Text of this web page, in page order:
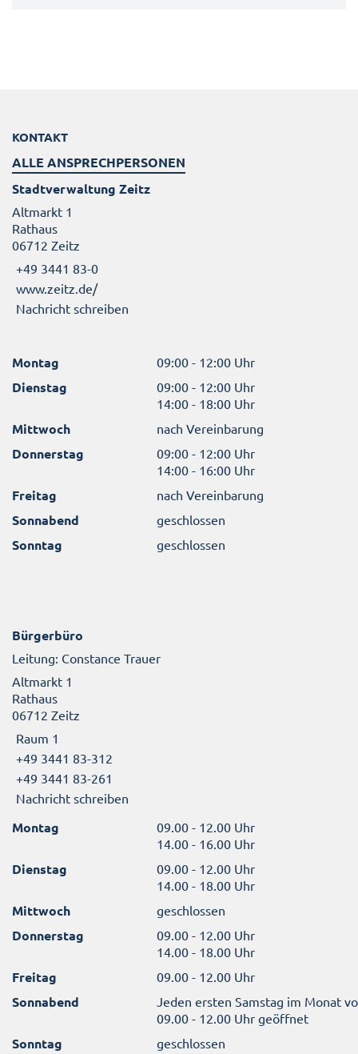
KONTAKT
ALLE ANSPRECHPERSONEN
Stadtverwaltung Zeitz
Altmarkt 1
Rathaus
06712 Zeitz
+49 3441 83-0
www.zeitz.de/
Nachricht schreiben
Montag 09:00 - 12:00 Uhr
Dienstag
09:00 - 12:00 Uhr
14:00 - 18:00 Uhr
Mittwoch nach Vereinbarung
Donnerstag
09:00 - 12:00 Uhr
14:00 - 16:00 Uhr
Freitag nach Vereinbarung
Sonnabend geschlossen
Sonntag geschlossen
Bürgerbüro
Leitung: Constance Trauer
Altmarkt 1
Rathaus
06712 Zeitz
Raum 1
+49 3441 83-312
+49 3441 83-261
Nachricht schreiben
Montag
09.00 - 12.00 Uhr
14.00 - 16.00 Uhr
Dienstag
09.00 - 12.00 Uhr
14.00 - 18.00 Uhr
Mittwoch geschlossen
Donnerstag
09.00 - 12.00 Uhr
14.00 - 18.00 Uhr
Freitag 09.00 - 12.00 Uhr
Sonnabend
Jeden ersten Samstag im Monat
09.00 - 12.00 Uhr geöffnet
Sonntag geschlossen